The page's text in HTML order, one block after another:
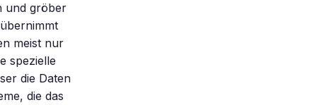
und gröber
meist nur
spezielle
die Daten
die das